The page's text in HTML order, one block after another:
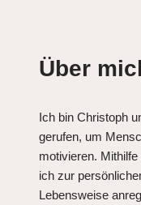
Über
Ich bin Christoph
gerufen, um
motivieren.
ich zur
Lebensweise